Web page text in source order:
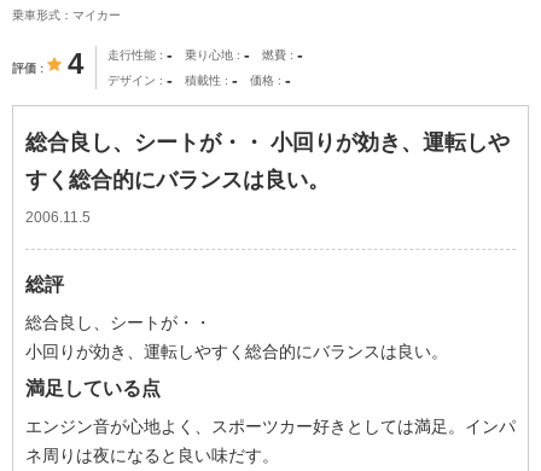
乗車形式：マイカー
評価 4 走行性能 - 乗り心地 - 燃費 -
デザイン - 積載性 - 価格 -
総合良し、シートが・・ 小回りが効き、運転しや
すく総合的にバランスは良い。
2006.11.5
総評
総合良し、シートが・・
小回りが効き、運転しやすく総合的にバランスは良い。
満足している点
エンジン音が心地よく、スポーツカー好きとしては満足。インパ
ネ周りは夜になると良い味だす。